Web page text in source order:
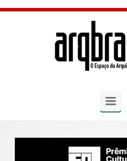
Skip to main content